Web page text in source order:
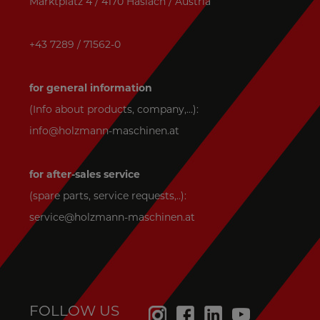
+43 7289 / 71562-0
for general information
(Info about products, company,...):
info@holzmann-maschinen.at
for after-sales service
(spare parts, service requests,..):
service@holzmann-maschinen.at
FOLLOW US